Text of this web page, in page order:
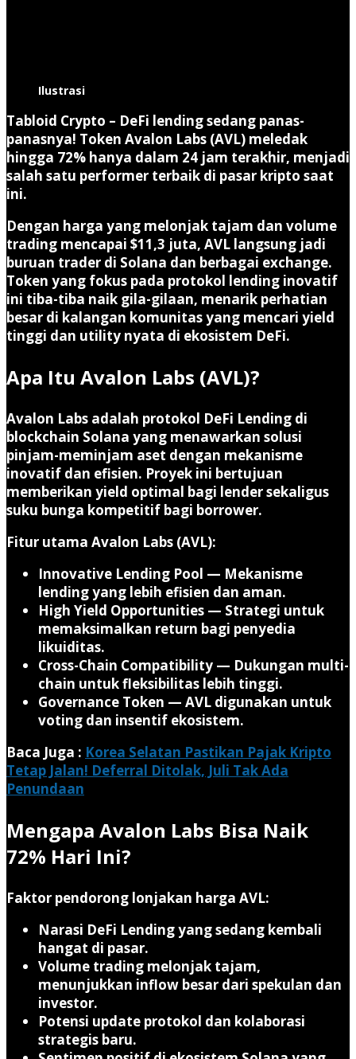
Ilustrasi
Tabloid Crypto – DeFi lending sedang panas-
panasnya! Token Avalon Labs (AVL) meledak
hingga 72% hanya dalam 24 jam terakhir, menjadi
salah satu performer terbaik di pasar kripto saat
ini.
Dengan harga yang melonjak tajam dan volume
trading mencapai $11,3 juta, AVL langsung jadi
buruan trader di Solana dan berbagai exchange.
Token yang fokus pada protokol lending inovatif
ini tiba-tiba naik gila-gilaan, menarik perhatian
besar di kalangan komunitas yang mencari yield
tinggi dan utility nyata di ekosistem DeFi.
Apa Itu Avalon Labs (AVL)?
Avalon Labs adalah protokol DeFi Lending di
blockchain Solana yang menawarkan solusi
pinjam-meminjam aset dengan mekanisme
inovatif dan efisien. Proyek ini bertujuan
memberikan yield optimal bagi lender sekaligus
suku bunga kompetitif bagi borrower.
Fitur utama Avalon Labs (AVL):
Innovative Lending Pool — Mekanisme
lending yang lebih efisien dan aman.
High Yield Opportunities — Strategi untuk
memaksimalkan return bagi penyedia
likuiditas.
Cross-Chain Compatibility — Dukungan multi-
chain untuk fleksibilitas lebih tinggi.
Governance Token — AVL digunakan untuk
voting dan insentif ekosistem.
Baca Juga : Korea Selatan Pastikan Pajak Kripto
Tetap Jalan! Deferral Ditolak, Juli Tak Ada
Penundaan
Mengapa Avalon Labs Bisa Naik
72% Hari Ini?
Faktor pendorong lonjakan harga AVL:
Narasi DeFi Lendingyang sedang kembali
hangat di pasar.
Volume trading melonjak tajam,
menunjukkan inflow besar dari spekulan dan
investor.
Potensi update protokol dan kolaborasi
strategis baru.